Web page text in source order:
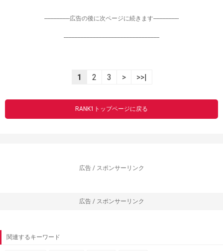
-----------------広告の後に次ページに続きます-----------------
----------------------------------------------------------------
1 2 3 > >>|
RANK1トップページに戻る
広告 / スポンサーリンク
広告 / スポンサーリンク
関連するキーワード